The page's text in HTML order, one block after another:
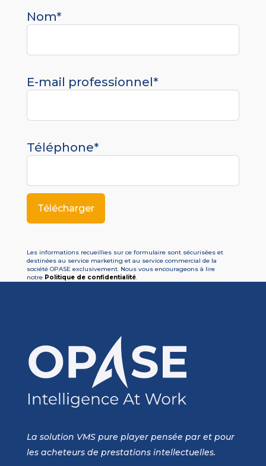
Nom*
E-mail professionnel*
Téléphone*
Les informations recueillies sur ce formulaire sont sécurisées et
destinées au service marketing et au service commercial de la
société OPASE exclusivement. Nous vous encourageons à lire
notre Politique de confidentialité.
La solution VMS pure player pensée par et pour
les acheteurs de prestations intellectuelles.